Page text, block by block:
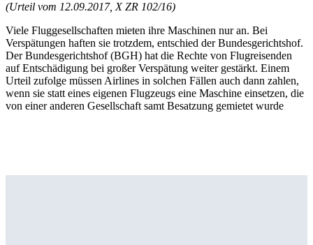
(Urteil vom 12.09.2017, X ZR 102/16)
Viele Fluggesellschaften mieten ihre Maschinen nur an. Bei
Verspätungen haften sie trotzdem, entschied der Bundesgerichtshof.
Der Bundesgerichtshof (BGH) hat die Rechte von Flugreisenden
auf Entschädigung bei großer Verspätung weiter gestärkt. Einem
Urteil zufolge müssen Airlines in solchen Fällen auch dann zahlen,
wenn sie statt eines eigenen Flugzeugs eine Maschine einsetzen, die
von einer anderen Gesellschaft samt Besatzung gemietet wurde